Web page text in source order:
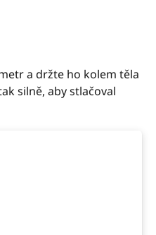
a držte ho kolem těla
silně, aby stlačoval